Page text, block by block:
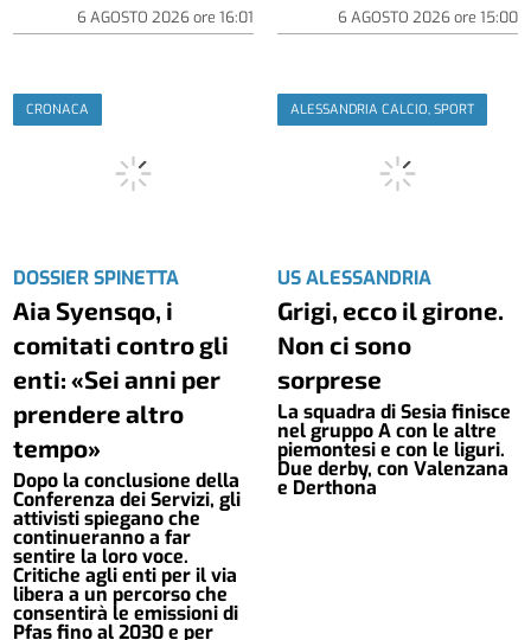
6 AGOSTO 2026ore 16:01 6 AGOSTO 2026ore 15:00
CRONACA
DOSSIER SPINETTA
Aia Syensqo, i
comitati contro gli
enti: «Sei anni per
prendere altro
tempo»
Dopo la conclusione della
Conferenza dei Servizi, gli
attivisti spiegano che
continueranno a far
sentire la loro voce.
Critiche agli enti per il via
libera a un percorso che
consentirà le emissioni di
Pfas fino al 2030 e per
ALESSANDRIA CALCIO, SPORT
US ALESSANDRIA
Grigi, ecco il girone.
Non ci sono
sorprese
La squadra di Sesia finisce
nel gruppo A con le altre
piemontesi e con le liguri.
Due derby, con Valenzana
e Derthona